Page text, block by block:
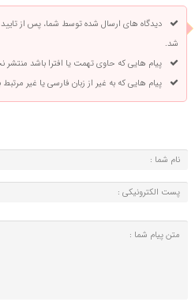
دیدگاه های ارسال شده توسط شما، پس از
شد.
پیام هایی که حاوی تهمت یا افترا باشد منتشر
پیام هایی که به غیر از زبان فارسی یا غیر